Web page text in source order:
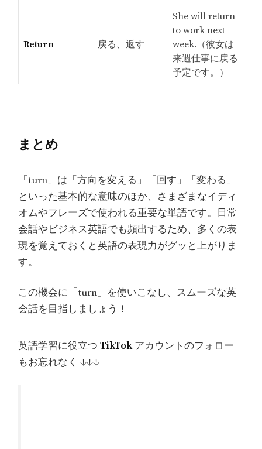
Return 戻る、返す
She will return
to work next
week.（彼女は
来週仕事に戻る
予定です。）
まとめ
「turn」は「方向を変える」「回す」「変わる」
といった基本的な意味のほか、さまざまなイディ
オムやフレーズで使われる重要な単語です。日常
会話やビジネス英語でも頻出するため、多くの表
現を覚えておくと英語の表現力がグッと上がりま
す。
この機会に「turn」を使いこなし、スムーズな英
会話を目指しましょう！
英語学習に役立つTikTokアカウントのフォロー
もお忘れなく ↓↓↓